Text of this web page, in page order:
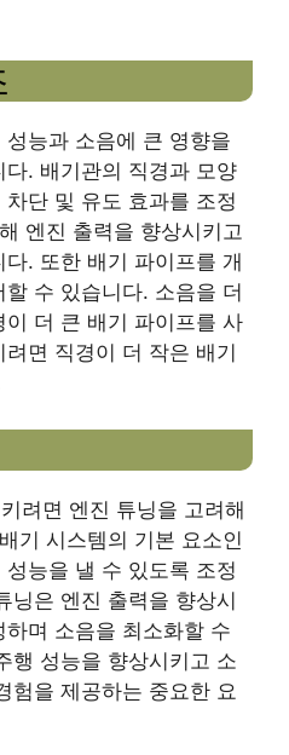
능과 소음에 큰 영향을
. 배기관의 직경과 모양
단 및 유도 효과를 조정
엔진 출력을 향상시키고
. 또한 배기 파이프를 개
수 있습니다. 소음을 더
더 큰 배기 파이프를 사
면 직경이 더 작은 배기
려면 엔진 튜닝을 고려해
기 시스템의 기본 요소인
능을 낼 수 있도록 조정
닝은 엔진 출력을 향상시
며 소음을 최소화할 수
행 성능을 향상시키고 소
험을 제공하는 중요한 요